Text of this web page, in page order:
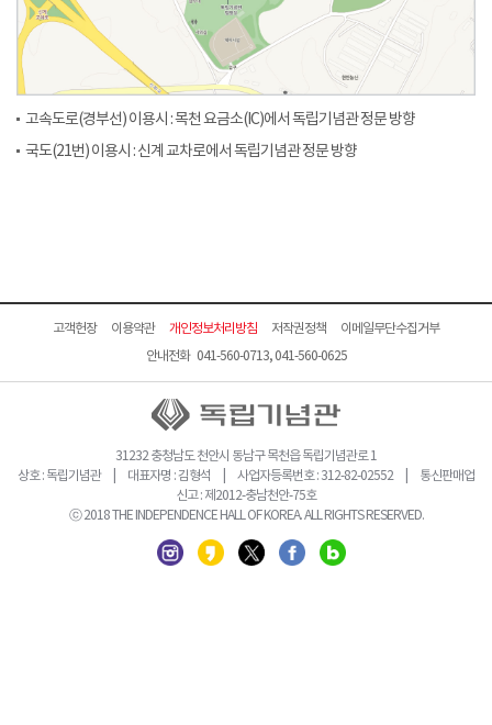
고속도로(경부선) 이용시 : 목천 요금소(IC)에서 독립기념관 정문 방향
국도(21번) 이용시 : 신계 교차로에서 독립기념관 정문 방향
고객헌장 이용약관 개인정보처리방침 저작권정책
이메일무단수집거부
안내전화 041-560-0713, 041-560-0625
31232 충청남도 천안시 동남구 목천읍 독립기념관로 1
상호 : 독립기념관 | 대표자명 : 김형석 | 사업자등록번호 : 312-82-02552 | 통신판매업
신고 : 제2012-충남천안-75호
ⓒ 2018 THE INDEPENDENCE HALL OF KOREA. ALL RIGHTS RESERVED.